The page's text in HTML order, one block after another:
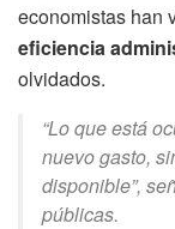
economistas han
eficiencia
olvidados.
“Lo que está
nuevo gasto,
disponible”,
públicas.